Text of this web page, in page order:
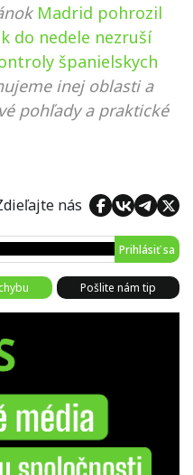
Madrid pohrozil
do nedele nezruší
španielskych
inej oblasti a
pohľady a praktické
nás
Prihlásiť sa
Pošlite nám tip